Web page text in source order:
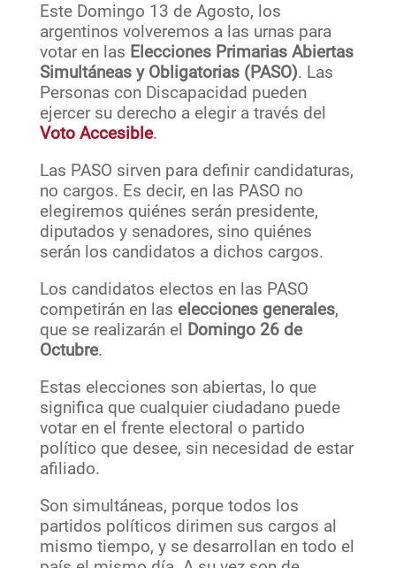
Este Domingo 13 de Agosto, los
argentinos volveremos a las urnas para
votar en las Elecciones Primarias Abiertas
Simultáneas y Obligatorias (PASO). Las
Personas con Discapacidad pueden
ejercer su derecho a elegir a través del
Voto Accesible.
Las PASO sirven para definir candidaturas,
no cargos. Es decir, en las PASO no
elegiremos quiénes serán presidente,
diputados y senadores, sino quiénes
serán los candidatos a dichos cargos.
Los candidatos electos en las PASO
competirán en las elecciones generales,
que se realizarán el Domingo 26 de
Octubre.
Estas elecciones son abiertas, lo que
significa que cualquier ciudadano puede
votar en el frente electoral o partido
político que desee, sin necesidad de estar
afiliado.
Son simultáneas, porque todos los
partidos políticos dirimen sus cargos al
mismo tiempo, y se desarrollan en todo el